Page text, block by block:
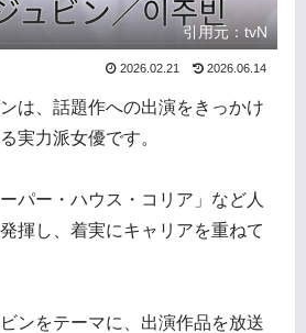
引用元：tvN
2026.02.21 2026.06.14
は、話題作への出演をきっかけ
実力派女優です。
パー・ハウス・コリア」など人
揮し、着実にキャリアを重ねて
ンをテーマに、出演作品を放送